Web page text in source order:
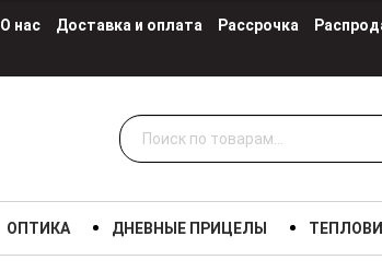
О нас Доставка и оплата Рассрочка
Искать:
ОПТИКА ДНЕВНЫЕ ПРИЦЕЛЫ